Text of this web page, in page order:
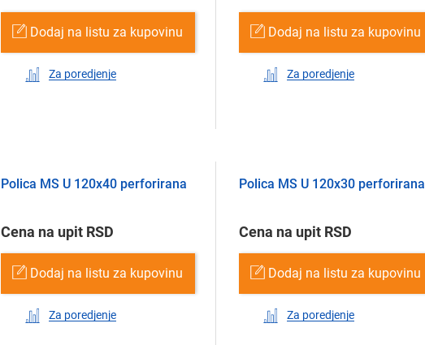
Dodaj na listu za kupovinu
Za poredjenje
Dodaj na listu za kupovinu
Za poredjenje
Polica MS U 120х40 perforirana
Cena na upit RSD
Dodaj na listu za kupovinu
Za poredjenje
Polica MS U 120х30 perforirana
Cena na upit RSD
Dodaj na listu za kupovinu
Za poredjenje